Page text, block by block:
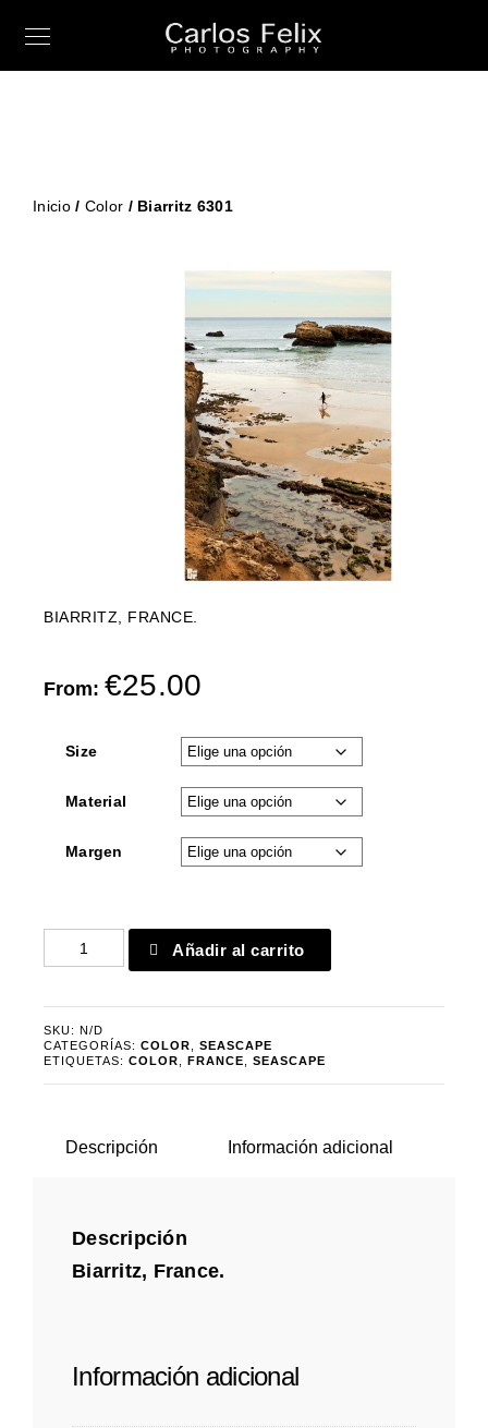
Inicio/ Color / Biarritz 6301
BIARRITZ, FRANCE.
From: €25.00
Size
Material
Margen
Biarritz
6301
Añadir al carrito
SKU: N/D
CATEGORÍAS: COLOR
SEASCAPE
ETIQUETAS: COLOR FRANCE SEASCAPE
Descripción Información adicional
Descripción
Biarritz, France.
Información adicional